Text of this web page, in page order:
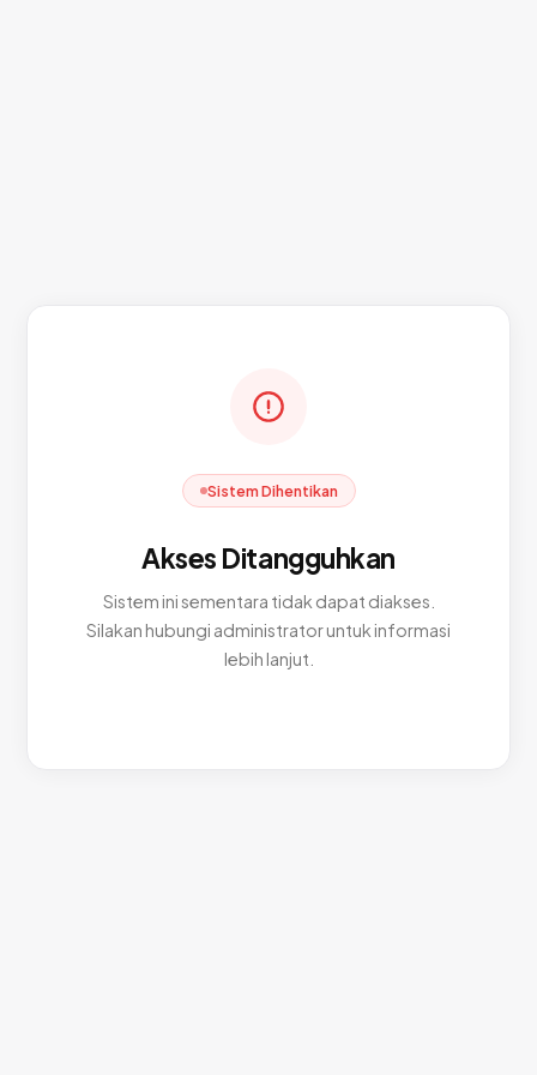
Sistem Dihentikan
Akses Ditangguhkan
Sistem ini sementara tidak dapat diakses.
Silakan hubungi administrator untuk informasi
lebih lanjut.